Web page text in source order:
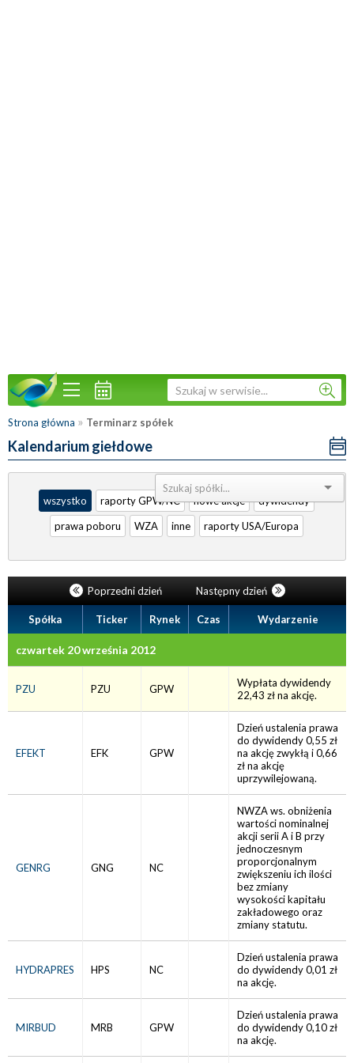
Strona główna » Terminarz spółek
Kalendarium giełdowe
Sortuj:
wszystko
raporty GPW/NC nowe akcje
dywidendy
prawa poboru
WZA inne raporty USA/Europa
Poprzedni dzień Następny dzień
Spółka Ticker Rynek Czas Wydarzenie
czwartek 20 września 2012
PZU PZU GPW
Wypłata dywidendy
22,43 zł na akcję.
EFEKT EFK GPW
Dzień ustalenia prawa
do dywidendy 0,55 zł
na akcję zwykłą i 0,66
zł na akcję
uprzywilejowaną.
GENRG GNG NC
NWZA ws. obniżenia
wartości nominalnej
akcji serii A i B przy
jednoczesnym
proporcjonalnym
zwiększeniu ich ilości
bez zmiany
wysokości kapitału
zakładowego oraz
zmiany statutu.
HYDRAPRES HPS NC
Dzień ustalenia prawa
do dywidendy 0,01 zł
na akcję.
MIRBUD MRB GPW
Dzień ustalenia prawa
do dywidendy 0,10 zł
na akcję.